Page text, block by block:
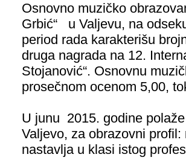
Osnovno muzičko
Grbić“ u Valjevu, na
period rada karakterišu
druga nagrada na 12.
Stojanović“. Osnovnu
prosečnom ocenom 5,00,
U junu 2015. godine
Valjevo, za obrazovni
nastavlja u klasi istog